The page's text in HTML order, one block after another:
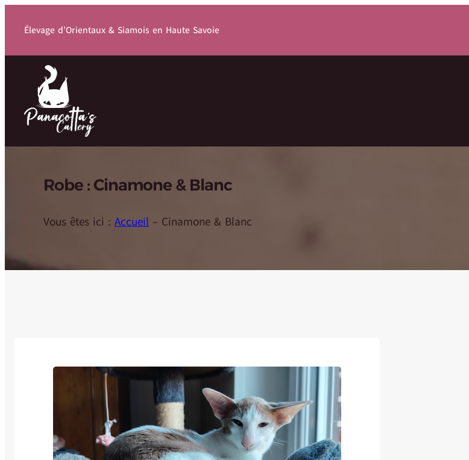
Élevage d’Orientaux & Siamois en Haute Savoie
Robe : Cinamone & Blanc
Vous êtes ici : Accueil – Cinamone & Blanc